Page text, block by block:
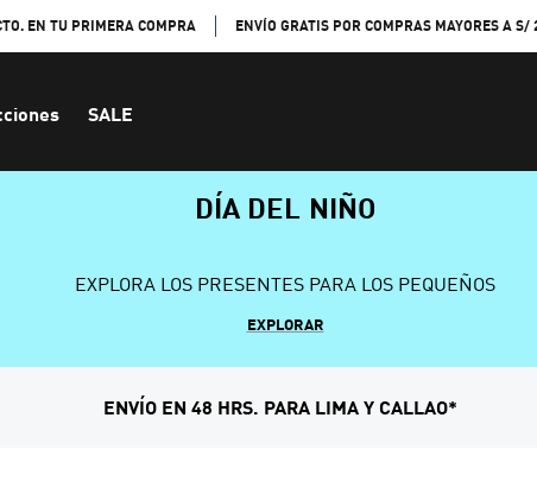
EN TU PRIMERA COMPRA ENVÍO GRATIS POR COMPRAS MAYORES A S/
SALE
DÍA DEL NIÑO
EXPLORA LOS PRESENTES PARA LOS PEQUEÑOS
EXPLORAR
ENVÍO EN 48 HRS. PARA LIMA Y CALLAO*